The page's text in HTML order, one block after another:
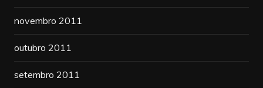
novembro 2011
outubro 2011
setembro 2011